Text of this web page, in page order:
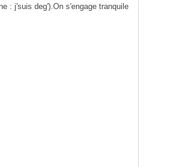
: j'suis deg').On s'engage tranquile